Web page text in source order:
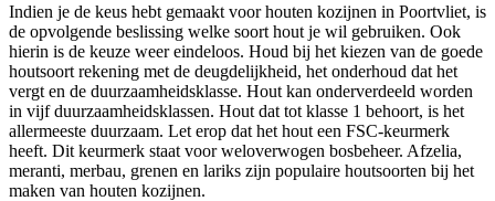
Indien je de keus hebt gemaakt voor houten kozijnen in Poortvliet, is
de opvolgende beslissing welke soort hout je wil gebruiken. Ook
hierin is de keuze weer eindeloos. Houd bij het kiezen van de goede
houtsoort rekening met de deugdelijkheid, het onderhoud dat het
vergt en de duurzaamheidsklasse. Hout kan onderverdeeld worden
in vijf duurzaamheidsklassen. Hout dat tot klasse 1 behoort, is het
allermeeste duurzaam. Let erop dat het hout een FSC-keurmerk
heeft. Dit keurmerk staat voor weloverwogen bosbeheer. Afzelia,
meranti, merbau, grenen en lariks zijn populaire houtsoorten bij het
maken van houten kozijnen.